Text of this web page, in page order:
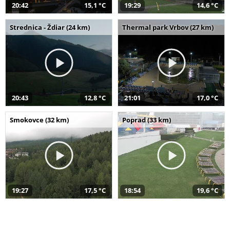
20:42 15,1 °C 19:29 14,6 °C
Strednica - Ždiar (24 km)
20:43 12,8 °C
Thermal park Vrbov (27 km)
21:01 17,0 °C
Smokovce (32 km)
19:27 17,5 °C
Poprad (33 km)
18:54 19,6 °C